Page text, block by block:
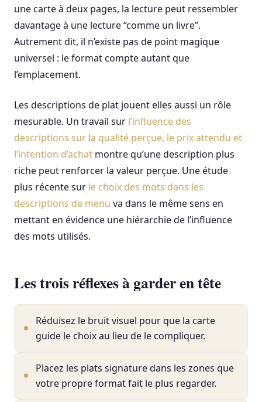
une carte à deux pages, la lecture peut ressembler
davantage à une lecture “comme un livre”.
Autrement dit, il n’existe pas de point magique
universel : le format compte autant que
l’emplacement.
Les descriptions de plat jouent elles aussi un rôle
mesurable. Un travail sur l’influence des
descriptions sur la qualité perçue, le prix attendu et
l’intention d’achat montre qu’une description plus
riche peut renforcer la valeur perçue. Une étude
plus récente sur le choix des mots dans les
descriptions de menu va dans le même sens en
mettant en évidence une hiérarchie de l’influence
des mots utilisés.
Les trois réflexes à garder en tête
Réduisez le bruit visuel pour que la carte
guide le choix au lieu de le compliquer.
Placez les plats signature dans les zones que
votre propre format fait le plus regarder.